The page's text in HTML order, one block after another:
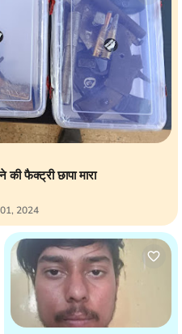
की फैक्ट्री छापा मारा
2024